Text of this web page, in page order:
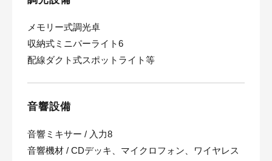
メモリー式調光卓
収納式ミニパーライト6
配線ダクト式スポットライト等
音響設備
音響ミキサー / 入力8
音響機材 / CDデッキ、マイクロフォン、ワイヤレス